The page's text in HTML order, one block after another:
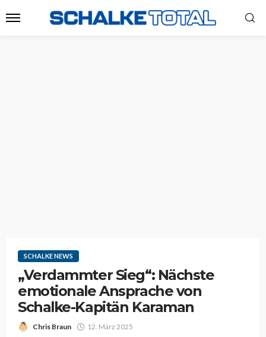
SCHALKE NEWS
„Verdammter Sieg“: Nächste
emotionale Ansprache von
Schalke-Kapitän Karaman
Chris Braun 12. März 2025